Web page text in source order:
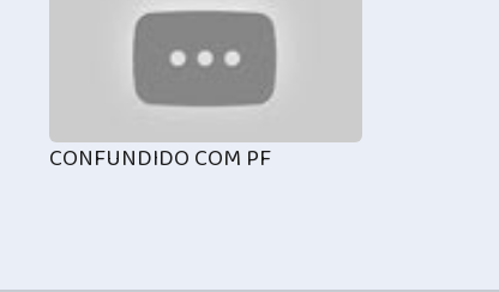
CONFUNDIDO COM PF